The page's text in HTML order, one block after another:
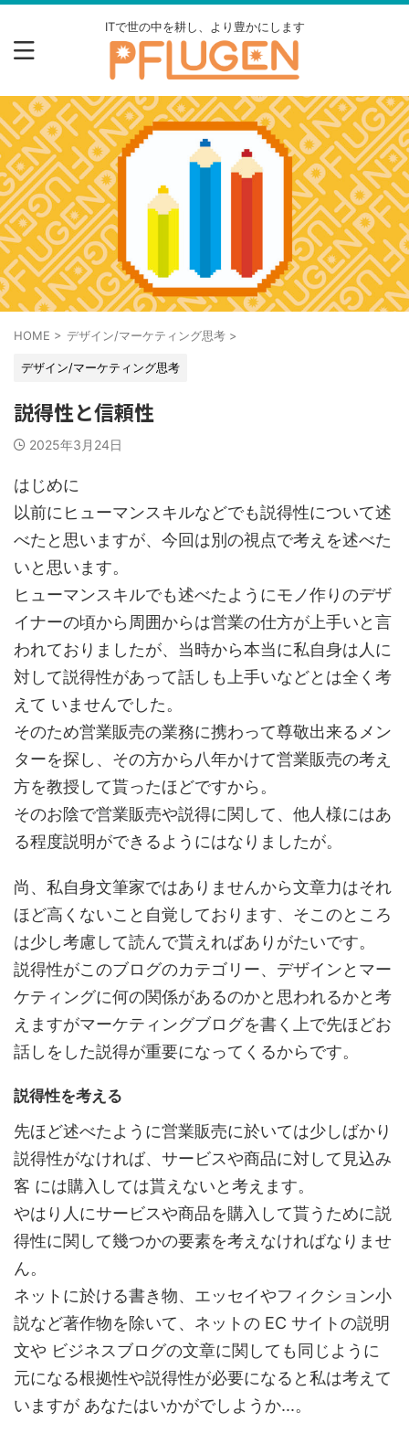
ITで世の中を耕し、より豊かにします
HOME > デザイン/マーケティング思考 >
デザイン/マーケティング思考
説得性と信頼性
2025年3月24日
はじめに
以前にヒューマンスキルなどでも説得性について述
べたと思いますが、今回は別の視点で考えを述べた
いと思います。
ヒューマンスキルでも述べたようにモノ作りのデザ
イナーの頃から周囲からは営業の仕方が上手いと言
われておりましたが、当時から本当に私自身は人に
対して説得性があって話しも上手いなどとは全く考
えて いませんでした。
そのため営業販売の業務に携わって尊敬出来るメン
ターを探し、その方から八年かけて営業販売の考え
方を教授して貰ったほどですから。
そのお陰で営業販売や説得に関して、他人様にはあ
る程度説明ができるようにはなりましたが。
尚、私自身文筆家ではありませんから文章力はそれ
ほど高くないこと自覚しております、そこのところ
は少し考慮して読んで貰えればありがたいです。
説得性がこのブログのカテゴリー、デザインとマー
ケティングに何の関係があるのかと思われるかと考
えますがマーケティングブログを書く上で先ほどお
話しをした説得が重要になってくるからです。
説得性を考える
先ほど述べたように営業販売に於いては少しばかり
説得性がなければ、サービスや商品に対して見込み
客 には購入しては貰えないと考えます。
やはり人にサービスや商品を購入して貰うために説
得性に関して幾つかの要素を考えなければなりませ
ん。
ネットに於ける書き物、エッセイやフィクション小
説など著作物を除いて、ネットの EC サイトの説明
文や ビジネスブログの文章に関しても同じように
元になる根拠性や説得性が必要になると私は考えて
いますが あなたはいかがでしようか...。